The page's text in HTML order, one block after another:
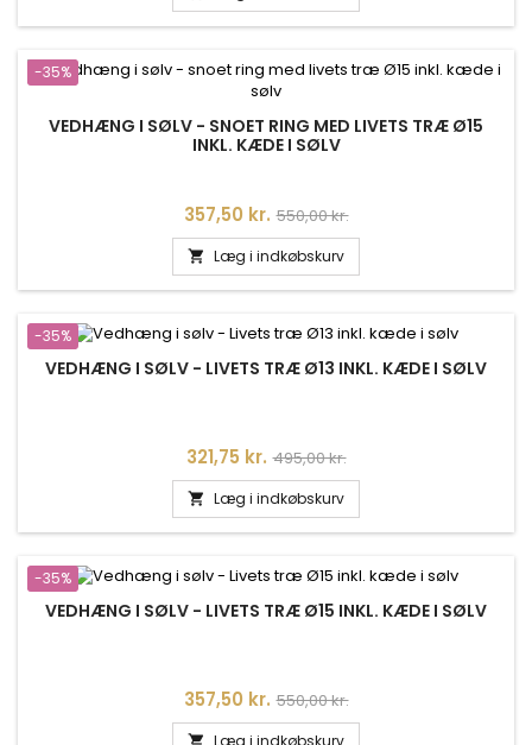
-35%
VEDHÆNG I SØLV - SNOET RING MED LIVETS TRÆ Ø15
INKL. KÆDE I SØLV
Pris
357,50 kr. Normalpris
550,00 kr.
 Læg i indkøbskurv
-35%
VEDHÆNG I SØLV - LIVETS TRÆ Ø13 INKL. KÆDE I SØLV
Pris
321,75 kr. Normalpris
495,00 kr.
 Læg i indkøbskurv
-35%
VEDHÆNG I SØLV - LIVETS TRÆ Ø15 INKL. KÆDE I SØLV
Pris
357,50 kr. Normalpris
550,00 kr.
